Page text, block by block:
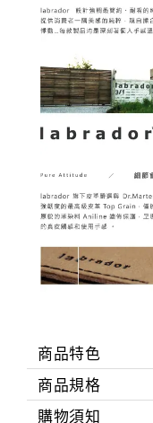
商品特色
商品規格
購物須知